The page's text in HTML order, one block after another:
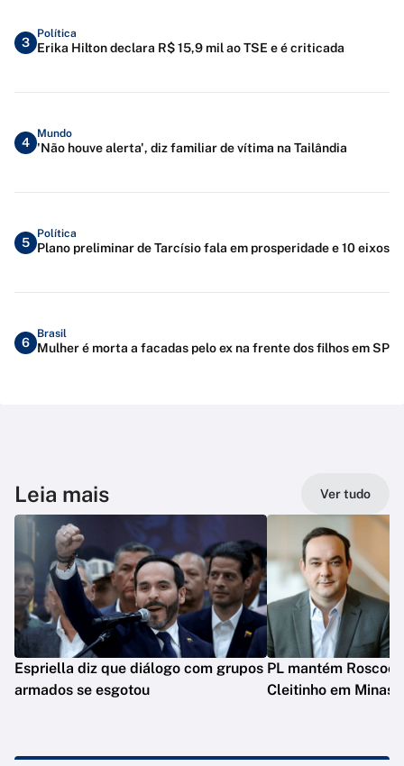
3
Política
Erika Hilton declara R$ 15,9 mil ao TSE e é criticada
4
Mundo
'Não houve alerta', diz familiar de vítima na Tailândia
5
Política
Plano preliminar de Tarcísio fala em prosperidade e 10 eixos
6
Brasil
Mulher é morta a facadas pelo ex na frente dos filhos em SP
Leia mais Ver tudo
Espriella diz que diálogo com grupos
armados se esgotou
PL mantém Roscoe
Cleitinho em Minas